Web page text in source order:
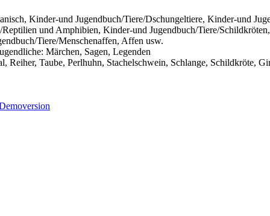
Kinder-und Jugendbuch/Tiere/Dschungeltiere, Kinder-und
und Amphibien, Kinder-und Jugendbuch/Tiere/
Tiere/Menschenaffen, Affen usw.
Märchen, Sagen, Legenden
Reiher, Taube, Perlhuhn, Stachelschwein, Schlange, Schildkröte,